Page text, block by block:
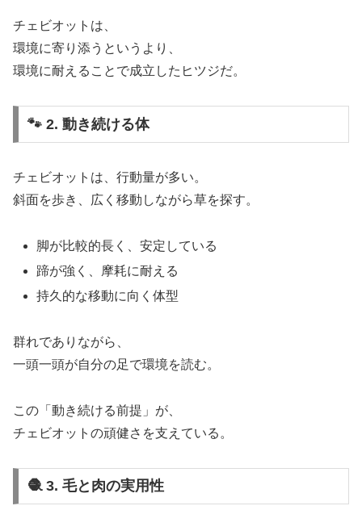
チェビオットは、
環境に寄り添うというより、
環境に耐えることで成立したヒツジだ。
🐾 2. 動き続ける体
チェビオットは、行動量が多い。
斜面を歩き、広く移動しながら草を探す。
脚が比較的長く、安定している
蹄が強く、摩耗に耐える
持久的な移動に向く体型
群れでありながら、
一頭一頭が自分の足で環境を読む。
この「動き続ける前提」が、
チェビオットの頑健さを支えている。
🧶 3. 毛と肉の実用性